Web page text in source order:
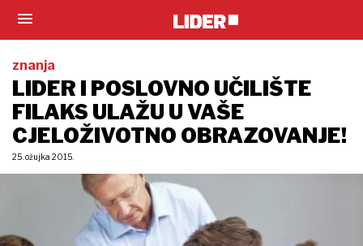
znanja
LIDER I POSLOVNO UČILIŠTE
FILAKS ULAŽU U VAŠE
CJELOŽIVOTNO OBRAZOVANJE!
25. ožujka 2015.